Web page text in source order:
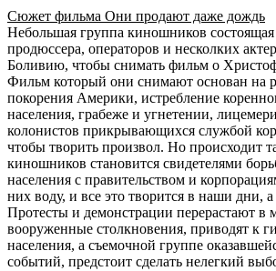
Сюжет фильма Они продают даже дождь
Небольшая группа киношников состоящая
продюссера, операторов и несколких
Боливию, чтобы снимать фильм о
Фильм который они снимают основан на
покорения Америки, истребление
населения, грабеже и угнетении,
колонистов прикрывающихся службой
чтобы творить произвол. Но происходит
киношников становится свидетелями
населения с правительством и
них воду, и все это творится в наши дни, а
Протесты и демонстрации перерастают в
вооруженные столкновения, приводят к
населения, а съемочной группе
событий, предстоит сделать нелегкий